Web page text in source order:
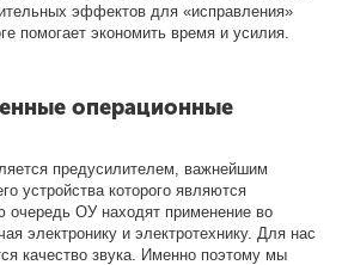
эффектов для «исправления»
помогает экономить время и усилия.
операционные
предусилителем, важнейшим
устройства которого являются
ОУ находят применение во
электронику и электротехнику. Для нас
качество звука. Именно поэтому мы